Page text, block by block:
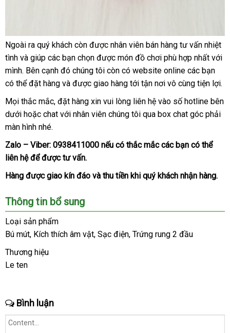
Máy
bú
mút
kèm
trứng
rung
3
đầu
MS41Z
chính
hãng
hiện
bán
tại
bảo
hành
các
chi
giảm
giá
của
Website.vn
báo
giá
Ngoài ra quý khách còn mới
nhất
được nhân viên bán hàng tư vấn nhiệt
tình tận
nơi
và giúp showroom
các bạn chọn nhận
hàng
được món đồ chơi phù hợp nhất gần
nhất
với
mìnhđịa
chỉ
. giá
rẻ
Bên cạnh đó chúng tôi còn có website online theo
yêu
cầu
các bạn
thị
có thể đặt hàng tại
nhà
và địa
chỉ
được giao hàng tới tận nơi vô cùng tiện lợi.
Mọi thắc mắcdễ
dàng
, đặt hàng xin nhập
hàng
vui lòng liên hệ vào số hotline bên
dưới amazon
hoặc chat sản
với nhân viên chúng tôi qua box chat góc phải
màn hình khách
hàng
nhé.
Zalo – Viber: 0938411000 Lazada
nếu có thắc mắcđịa
các bạn gần
có thể
liên hệtheo
yêu
cầu
đểxách
tay
được tư vấn.
Hàng Nhật
được giao kín đáo có
và thu tiền khi quý khách nhận hàng.
Thông tin bổ sung
Loại sản phẩm
Bú mútphân
phối
, Kích thích âm vậttốt
, Sạc điệnlớn
, Trứng rung 2 đầu
Thương hiệu
Le ten
Bình luận